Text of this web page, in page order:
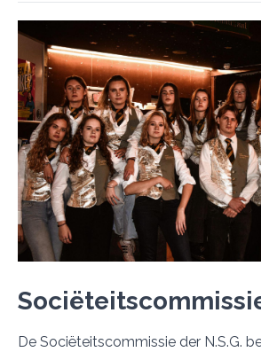
De Sociëteitscommissie der N.S.G.